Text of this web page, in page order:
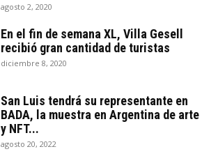
agosto 2, 2020
En el fin de semana XL, Villa Gesell
recibió gran cantidad de turistas
diciembre 8, 2020
San Luis tendrá su representante en
BADA, la muestra en Argentina de arte
y NFT...
agosto 20, 2022